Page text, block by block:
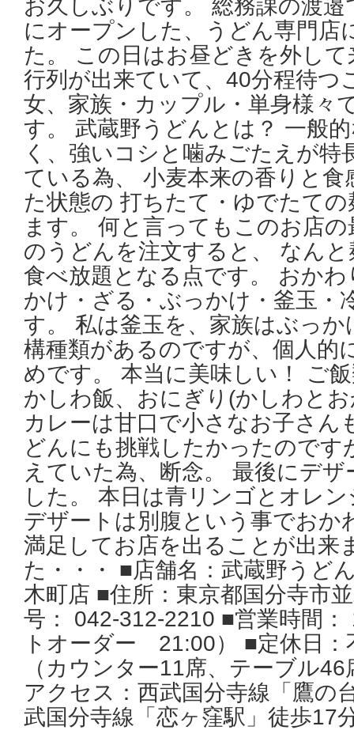
お久しぶりです。 総務課の渡
にオープンした、うどん専門店
た。 この日はお昼どきを外し
行列が出来ていて、40分程待つ
女、家族・カップル・単身様々
す。 武蔵野うどんとは？ 一般
く、強いコシと噛みごたえが特
ている為、 小麦本来の香りと
た状態の 打ちたて・ゆでたて
ます。 何と言ってもこのお店
のうどんを注文すると、 なん
食べ放題となる点です。 おか
かけ・ざる・ぶっかけ・釜玉・
す。 私は釜玉を、家族はぶっ
構種類があるのですが、個人的
めです。 本当に美味しい！ ご
かしわ飯、おにぎり(かしわと
カレーは甘口で小さなお子さん
どんにも挑戦したかったのです
えていた為、断念。 最後にデ
した。 本日は青リンゴとオレ
デザートは別腹という事でおか
満足してお店を出ることが出来
た・・・ ■店舗名：武蔵野うど
木町店 ■住所：東京都国分寺市
号： 042-312-2210 ■営業時間
トオーダー 21:00） ■定休日：
（カウンター11席、テーブル
アクセス：西武国分寺線「鷹
武国分寺線「恋ヶ窪駅」徒歩17